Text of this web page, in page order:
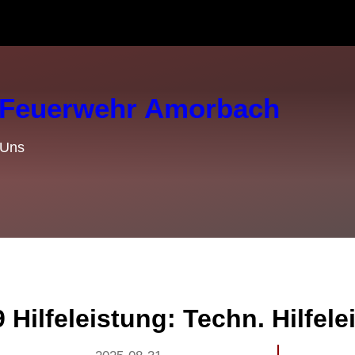
Amorbach
Hilfeleistung: Techn.